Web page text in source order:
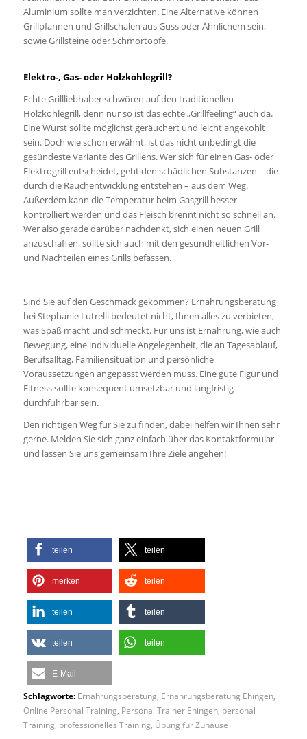
Aluminium sollte man verzichten. Eine Alternative können
Grillpfannen und Grillschalen aus Guss oder Ähnlichem sein,
sowie Grillsteine oder Schmortöpfe.
Elektro-, Gas- oder Holzkohlegrill?
Echte Grillliebhaber schwören auf den traditionellen
Holzkohlegrill, denn nur so ist das echte „Grillfeeling“ auch da.
Eine Wurst sollte möglichst geräuchert und leicht angekohlt
sein. Doch wie schon erwähnt, ist das nicht unbedingt die
gesündeste Variante des Grillens. Wer sich für einen Gas- oder
Elektrogrill entscheidet, geht den schädlichen Substanzen – die
durch die Rauchentwicklung entstehen – aus dem Weg.
Außerdem kann die Temperatur beim Gasgrill besser
kontrolliert werden und das Fleisch brennt nicht so schnell an.
Wer also gerade darüber nachdenkt, sich einen neuen Grill
anzuschaffen, sollte sich auch mit den gesundheitlichen Vor-
und Nachteilen eines Grills befassen.
Sind Sie auf den Geschmack gekommen? Ernährungsberatung
bei Stephanie Lutrelli bedeutet nicht, Ihnen alles zu verbieten,
was Spaß macht und schmeckt. Für uns ist Ernährung, wie auch
Bewegung, eine individuelle Angelegenheit, die an Tagesablauf,
Berufsalltag, Familiensituation und persönliche
Voraussetzungen angepasst werden muss. Eine gute Figur und
Fitness sollte konsequent umsetzbar und langfristig
durchführbar sein.
Den richtigen Weg für Sie zu finden, dabei helfen wir Ihnen sehr
gerne. Melden Sie sich ganz einfach über das Kontaktformular
und lassen Sie uns gemeinsam Ihre Ziele angehen!
teilen teilen
merken teilen
teilen teilen
teilen teilen
E-Mail
Schlagworte: Ernährungsberatung Ernährungsberatung Ehingen,
Online Personal Training Personal Trainer Ehingen, personal
Training professionelles Training Übung für Zuhause